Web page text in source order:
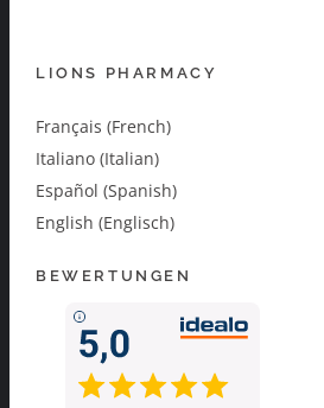
LIONS PHARMACY
Français (French)
Italiano (Italian)
Español (Spanish)
English (Englisch)
BEWERTUNGEN